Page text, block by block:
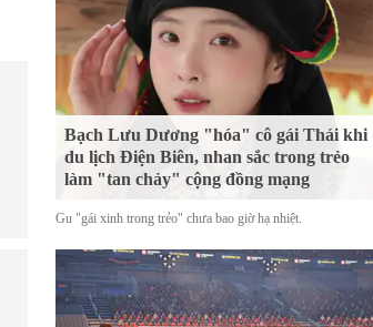
Bạch Lưu Dương "hóa" cô gái Thái khi
du lịch Điện Biên, nhan sắc trong trẻo
làm "tan chảy" cộng đồng mạng
Gu "gái xinh trong trẻo" chưa bao giờ hạ nhiệt.